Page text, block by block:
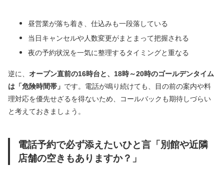
昼営業が落ち着き、仕込みも一段落している
当日キャンセルや人数変更がまとまって把握される
夜の予約状況を一気に整理するタイミングと重なる
逆に、 オープン直前の16時台と、18時～20時のゴールデンタイム
は「危険時間帯」 です。電話が鳴り続けても、目の前の案内や料
理対応を優先せざるを得ないため、コールバックも期待しづらい
と考えておきましょう。
電話予約で必ず添えたいひと言「別館や近隣
店舗の空きもありますか？」